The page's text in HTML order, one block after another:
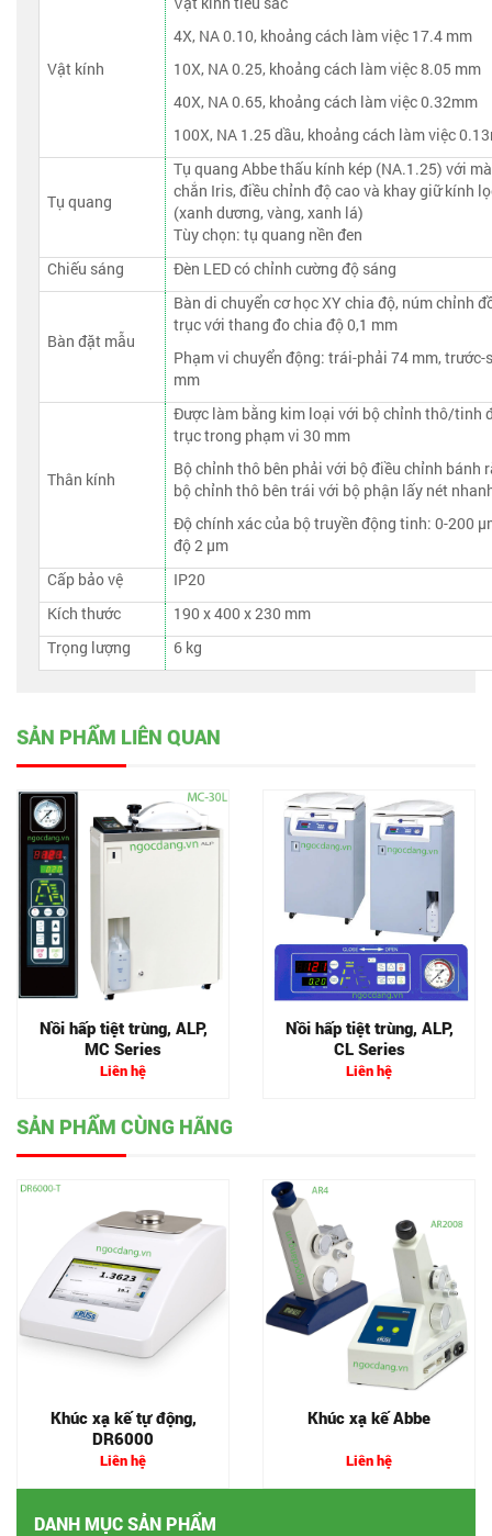
Vật kính
4X, NA 0.10, khoảng cách làm việc 17.4 mm
10X, NA 0.25, khoảng cách làm việc 8.05 mm
40X, NA 0.65, khoảng cách làm việc 0.32mm
100X, NA 1.25 dầu, khoảng cách làm việc
Tụ quang
Tụ quang Abbe thấu kính kép (NA.1.25) với
chắn Iris, điều chỉnh độ cao và khay giữ kính
(xanh dương, vàng, xanh lá)
Tùy chọn: tụ quang nền đen
Chiếu sáng
Đèn LED có chỉnh cường độ sáng
Bàn đặt mẫu
Bàn di chuyển cơ học XY chia độ, núm chỉnh
trục với thang đo chia độ 0,1 mm
Phạm vi chuyển động: trái-phải 74 mm, trước-
mm
Thân kính
Được làm bằng kim loại với bộ chỉnh thô/tinh
trục trong phạm vi 30 mm
Bộ chỉnh thô bên phải với bộ điều chỉnh bánh
bộ chỉnh thô bên trái với bộ phận lấy nét
Độ chính xác của bộ truyền động tinh: 0-200
độ 2 μm
Cấp bảo vệ
IP20
Kích thước
190 x 400 x 230 mm
Trọng lượng
6 kg
SẢN PHẨM LIÊN QUAN
Nồi hấp tiệt trùng, ALP,
MC Series
Liên hệ
Nồi hấp tiệt trùng, ALP,
CL Series
Liên hệ
SẢN PHẨM CÙNG HÃNG
Khúc xạ kế tự động,
DR6000
Liên hệ
Khúc xạ kế Abbe
Liên hệ
DANH MỤC SẢN PHẨM